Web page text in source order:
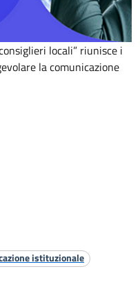
locali” riunisce i
la comunicazione
istituzionale